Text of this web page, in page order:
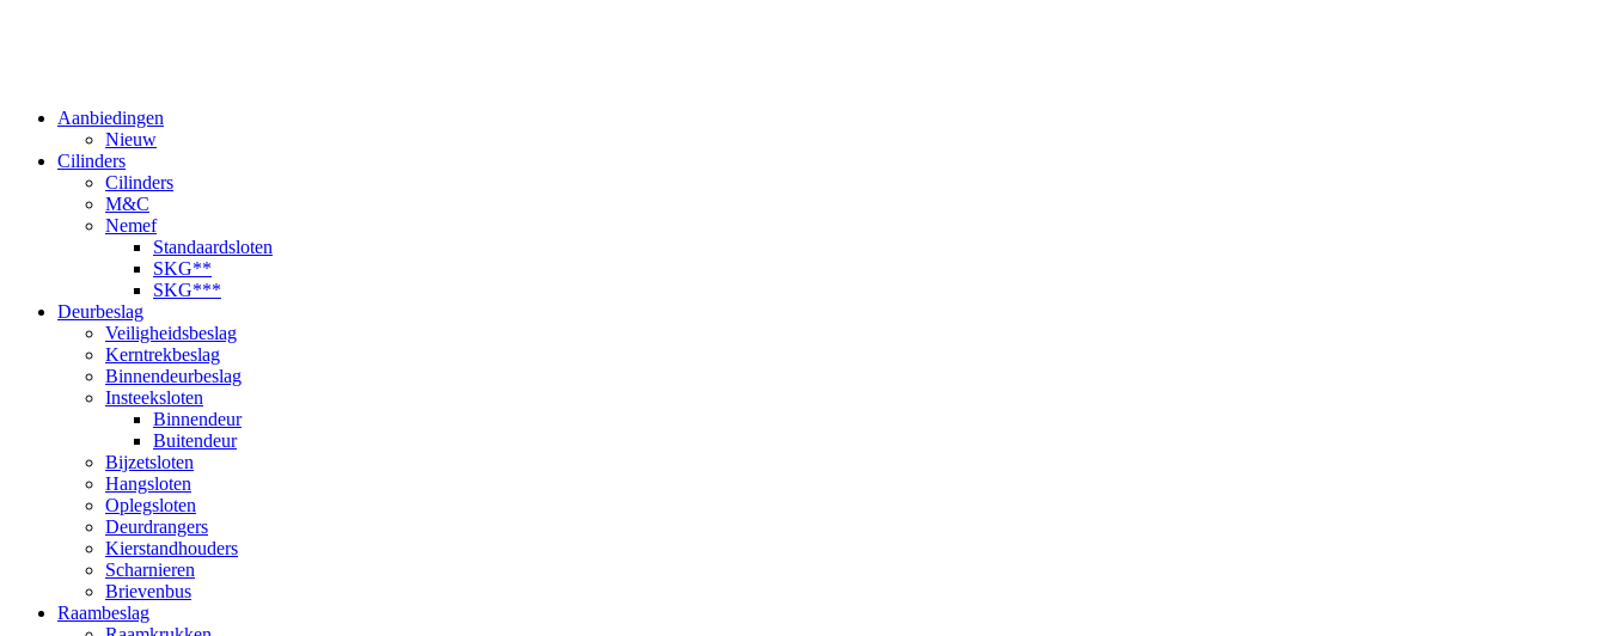
Aanbiedingen
Nieuw
Cilinders
Cilinders
M&C
Nemef
Standaardsloten
SKG**
SKG***
Deurbeslag
Veiligheidsbeslag
Kerntrekbeslag
Binnendeurbeslag
Insteeksloten
Binnendeur
Buitendeur
Bijzetsloten
Hangsloten
Oplegsloten
Deurdrangers
Kierstandhouders
Scharnieren
Brievenbus
Raambeslag